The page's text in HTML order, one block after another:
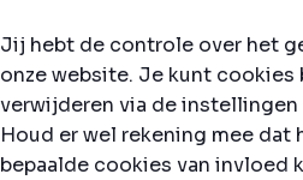
Jij hebt de controle over het
onze website. Je kunt cookies
verwijderen via de instellingen
Houd er wel rekening mee dat
bepaalde cookies van invloed